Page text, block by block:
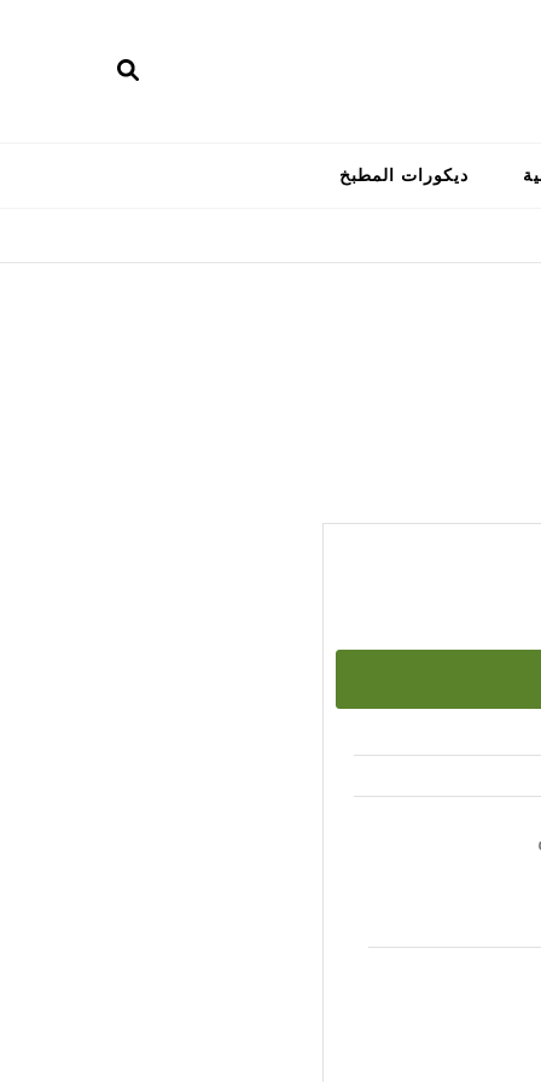
ديكورات المطبخ